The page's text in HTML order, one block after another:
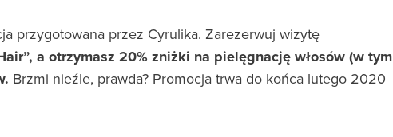
przygotowana przez Cyrulika. Zarezerwuj wizytę
a otrzymasz 20% zniżki na pielęgnację włosów (w tym
Brzmi nieźle, prawda? Promocja trwa do końca lutego 2020